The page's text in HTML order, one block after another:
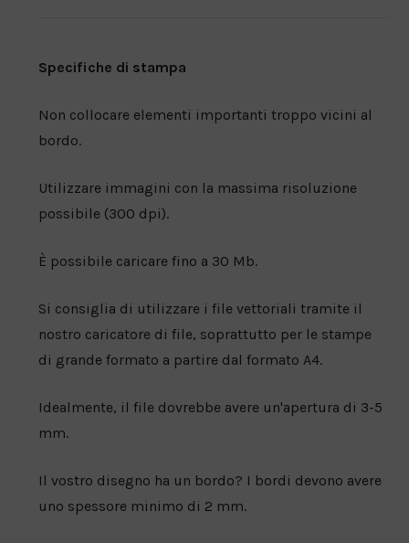
Specifiche di stampa
Non collocare elementi importanti troppo vicini al
bordo.
Utilizzare immagini con la massima risoluzione
possibile (300 dpi).
È possibile caricare fino a 30 Mb.
Si consiglia di utilizzare i file vettoriali tramite il
nostro caricatore di file, soprattutto per le stampe
di grande formato a partire dal formato A4.
Idealmente, il file dovrebbe avere un'apertura di 3-5
mm.
Il vostro disegno ha un bordo? I bordi devono avere
uno spessore minimo di 2 mm.